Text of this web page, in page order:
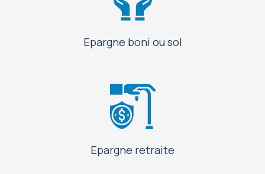
Epargne boni ou sol
Epargne retraite